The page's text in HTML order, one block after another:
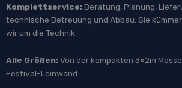
Komplettservice:Beratung, Planung,
technische Betreuung und Abbau. Sie
wir um die Technik.
Alle Größen:Von der kompakten 3×2m
Festival-Leinwand.